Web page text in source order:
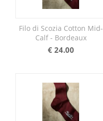
Filo di Scozia Cotton Mid-
Calf - Bordeaux
€ 24.00